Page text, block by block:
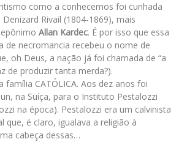
como a conhecemos foi cunhada
Rivail (1804-1869), mais
Allan Kardec. É por isso que essa
de necromancia recebeu o nome de
oh Deus, a nação já foi chamada de “a
de produzir tanta merda?).
família CATÓLICA. Aos dez anos foi
na Suíça, para o Instituto Pestalozzi
na época). Pestalozzi era um calvinista
que, é claro, igualava a religião à
cabeça dessas…